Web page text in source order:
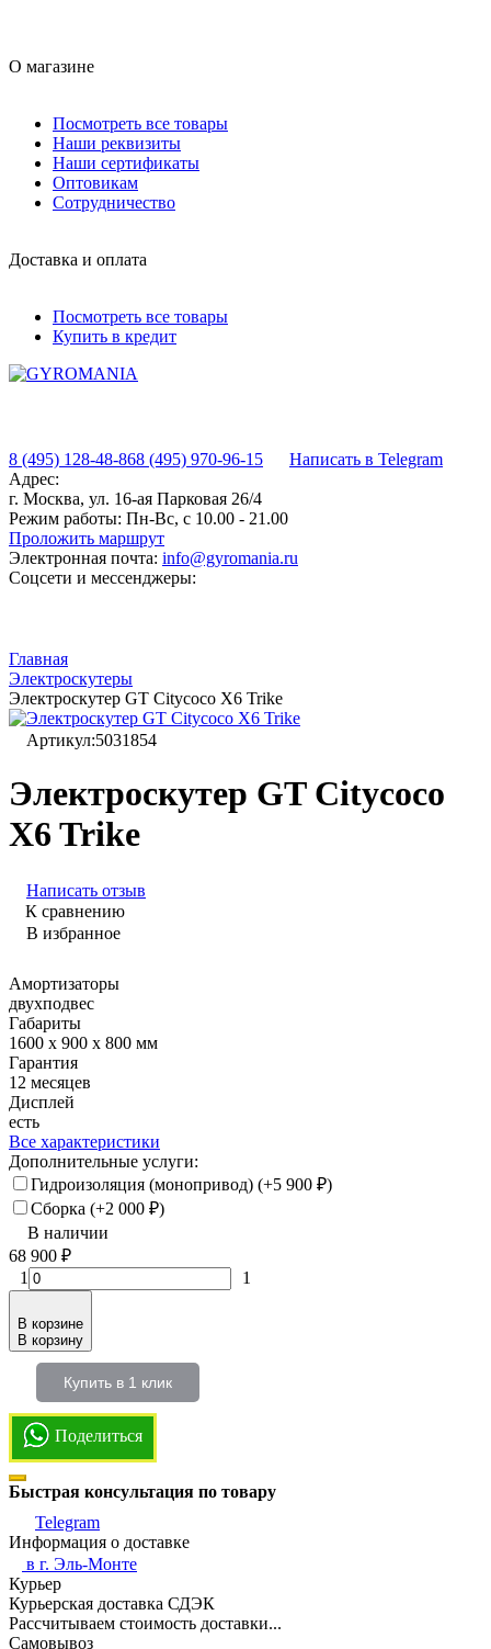
О магазине
Посмотреть все товары
Наши реквизиты
Наши сертификаты
Оптовикам
Сотрудничество
Доставка и оплата
Посмотреть все товары
Купить в кредит
8 (495) 128-48-868 (495) 970-96-15
Написать в Telegram
Адрес:
г. Москва, ул. 16-ая Парковая 26/4
Режим работы: Пн-Вс, с 10.00 - 21.00
Проложить маршрут
Электронная почта: info@gyromania.ru
Соцсети и мессенджеры:
Главная
Электроскутеры
Электроскутер GT Citycoco X6 Trike
Артикул:5031854
Электроскутер GT Citycoco
X6 Trike
Написать отзыв
К сравнению
В избранное
Амортизаторы
двухподвес
Габариты
1600 x 900 x 800 мм
Гарантия
12 месяцев
Дисплей
есть
Все характеристики
Дополнительные услуги:
Гидроизоляция (монопривод) (+5 900 ₽)
Сборка (+2 000 ₽)
В наличии
68 900 ₽
1
1
В корзине
В корзину
Купить в 1 клик
Поделиться
Быстрая консультация по товару
Telegram
Информация о доставке
в г. Эль-Монте
Курьер
Курьерская доставка СДЭК
Рассчитываем стоимость доставки...
Самовывоз